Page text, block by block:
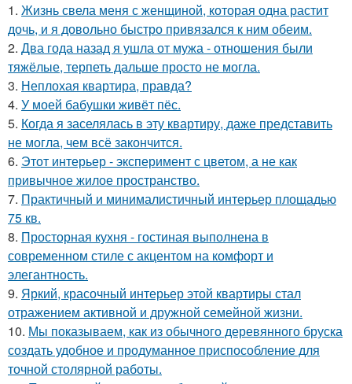
1. Жизнь свела меня с женщиной, которая одна растит
дочь, и я довольно быстро привязался к ним обеим.
2. Два года назад я ушла от мужа - отношения были
тяжёлые, терпеть дальше просто не могла.
3. Неплохая квартира, правда?
4. У моей бабушки живёт пёс.
5. Когда я заселялась в эту квартиру, даже представить
не могла, чем всё закончится.
6. Этот интерьер - эксперимент с цветом, а не как
привычное жилое пространство.
7. Практичный и минималистичный интерьер площадью
75 кв.
8. Просторная кухня - гостиная выполнена в
современном стиле с акцентом на комфорт и
элегантность.
9. Яркий, красочный интерьер этой квартиры стал
отражением активной и дружной семейной жизни.
10. Мы показываем, как из обычного деревянного бруска
создать удобное и продуманное приспособление для
точной столярной работы.